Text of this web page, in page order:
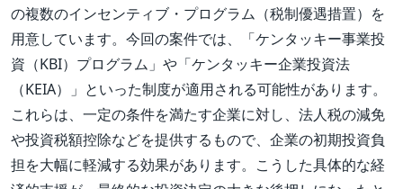
の複数のインセンティブ・プログラム（税制優遇措置）を
用意しています。今回の案件では、「ケンタッキー事業投
資（KBI）プログラム」や「ケンタッキー企業投資法
（KEIA）」といった制度が適用される可能性があります。
これらは、一定の条件を満たす企業に対し、法人税の減免
や投資税額控除などを提供するもので、企業の初期投資負
担を大幅に軽減する効果があります。こうした具体的な経